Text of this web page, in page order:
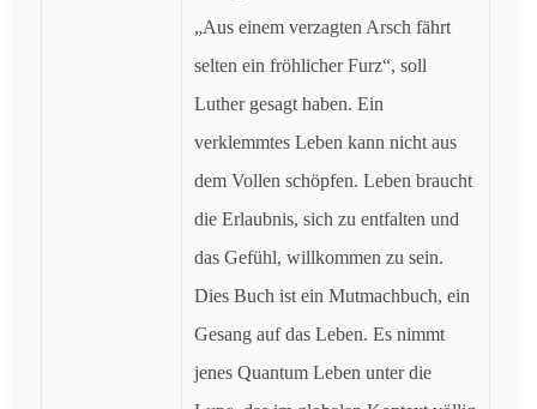
„Aus einem verzagten Arsch fährt
selten ein fröhlicher Furz“, soll
Luther gesagt haben. Ein
verklemmtes Leben kann nicht aus
dem Vollen schöpfen. Leben braucht
die Erlaubnis, sich zu entfalten und
das Gefühl, willkommen zu sein.
Dies Buch ist ein Mutmachbuch, ein
Gesang auf das Leben. Es nimmt
jenes Quantum Leben unter die